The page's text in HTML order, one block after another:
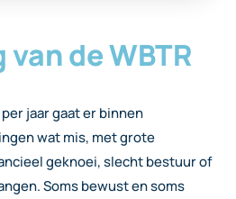
de WBTR
jaar gaat er binnen
wat mis, met grote
geknoei, slecht bestuur of
Soms bewust en soms